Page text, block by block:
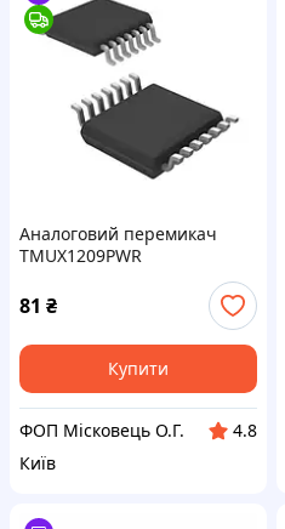
Аналоговий перемикач
TMUX1209PWR
81 ₴
Купити
ФОП Місковець О.Г.
4.8
Київ